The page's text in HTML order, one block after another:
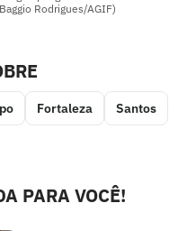
Rodrigues/AGIF)
Fortaleza Santos
PARA VOCÊ!